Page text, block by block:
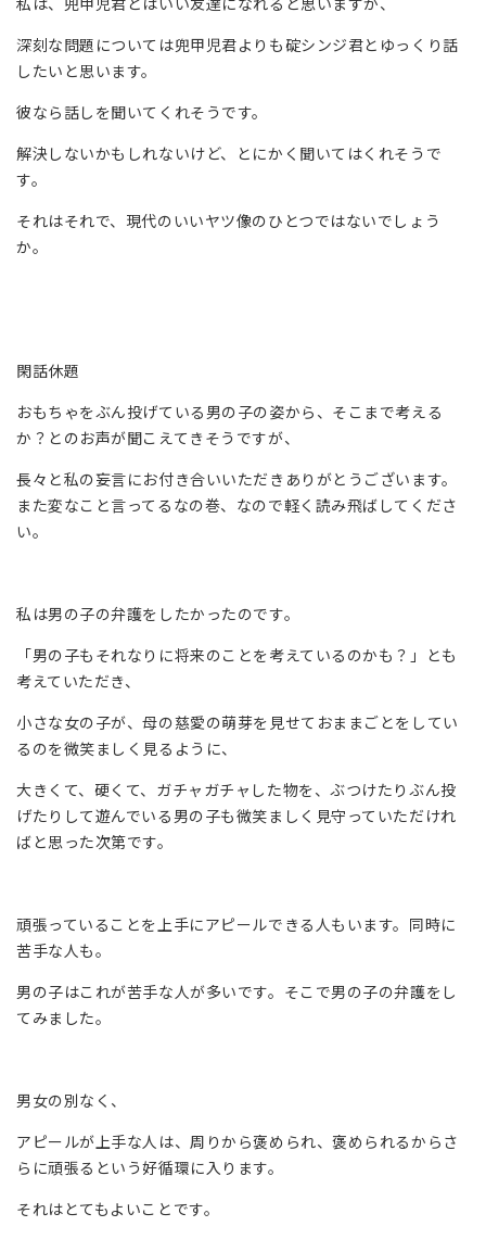
深刻な問題については兜甲児君よりも碇シンジ君とゆっくり話
したいと思います。
彼なら話しを聞いてくれそうです。
解決しないかもしれないけど、とにかく聞いてはくれそうで
す。
それはそれで、現代のいいヤツ像のひとつではないでしょう
か。
閑話休題
おもちゃをぶん投げている男の子の姿から、そこまで考える
か？とのお声が聞こえてきそうですが、
長々と私の妄言にお付き合いいただきありがとうございます。
また変なこと言ってるなの巻、なので軽く読み飛ばしてくださ
い。
私は男の子の弁護をしたかったのです。
「男の子もそれなりに将来のことを考えているのかも？」とも
考えていただき、
小さな女の子が、母の慈愛の萌芽を見せておままごとをしてい
るのを微笑ましく見るように、
大きくて、硬くて、ガチャガチャした物を、ぶつけたりぶん投
げたりして遊んでいる男の子も微笑ましく見守っていただけれ
ばと思った次第です。
頑張っていることを上手にアピールできる人もいます。同時に
苦手な人も。
男の子はこれが苦手な人が多いです。そこで男の子の弁護をし
てみました。
男女の別なく、
アピールが上手な人は、周りから褒められ、褒められるからさ
らに頑張るという好循環に入ります。
それはとてもよいことです。